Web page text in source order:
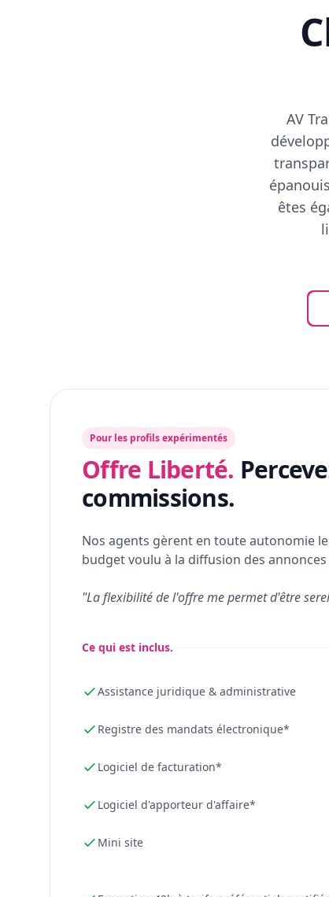
AV
êtes
Pour les profils expérimentés
Offre Liberté.
commissions.
Nos agents gèrent en toute autonomie
budget voulu à la diffusion des
"La flexibilité de l'offre me permet d'être
Ce qui est inclus.
Assistance juridique & administrative
Registre des mandats électronique*
Logiciel de facturation*
Logiciel d'apporteur d'affaire*
Mini site